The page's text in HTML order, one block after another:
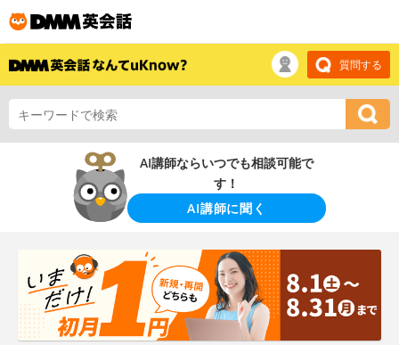
質問する
AI講師ならいつでも相談可能で
す！
AI講師に聞く